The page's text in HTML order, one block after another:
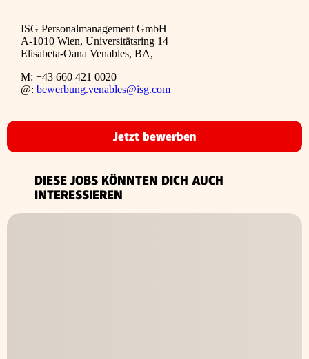
ISG Personalmanagement GmbH
A-1010 Wien, Universitätsring 14
Elisabeta-Oana Venables, BA,
M: +43 660 421 0020
@: bewerbung.venables@isg.com
Jetzt bewerben
DIESE JOBS KÖNNTEN DICH AUCH
INTERESSIEREN